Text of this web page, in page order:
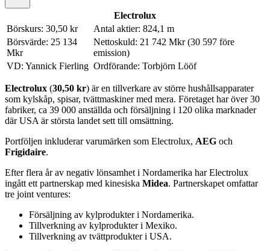
Electrolux
Börskurs: 30,50 kr
Antal aktier: 824,1 m
Börsvärde: 25 134
Mkr
Nettoskuld: 21 742 Mkr (30 597 före
emission)
VD: Yannick Fierling Ordförande: Torbjörn Lööf
Electrolux (30,50 kr) är en tillverkare av större hushållsapparater
som kylskåp, spisar, tvättmaskiner med mera. Företaget har över 30
fabriker, ca 39 000 anställda och försäljning i 120 olika marknader
där USA är största landet sett till omsättning.
Portföljen inkluderar varumärken som Electrolux, AEG och
Frigidaire.
Efter flera år av negativ lönsamhet i Nordamerika har Electrolux
ingått ett partnerskap med kinesiska Midea. Partnerskapet omfattar
tre joint ventures:
Försäljning av kylprodukter i Nordamerika.
Tillverkning av kylprodukter i Mexiko.
Tillverkning av tvättprodukter i USA.